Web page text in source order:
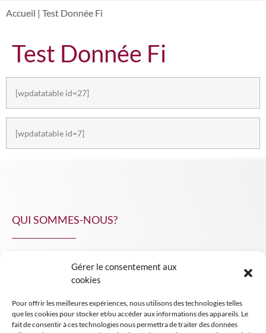
Gérer le consentement aux
cookies
Pour offrir les meilleures expériences, nous utilisons des technologies telles
que les cookies pour stocker et/ou accéder aux informations des appareils. Le
fait de consentir à ces technologies nous permettra de traiter des données
Accueil | Test Donnée Fi
Test Donnée Fi
[wpdatatable id=27]
[wpdatatable id=7]
QUI SOMMES-NOUS?
INSIGHT NPA